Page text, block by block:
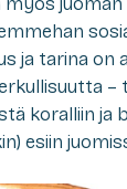
ja tarina on
koralliin ja
esiin